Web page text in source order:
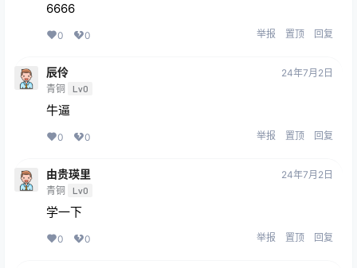
6666
0 0 举报 置顶 回复
辰伶
青铜 Lv0
24年7月2日
牛逼
0 0 举报 置顶 回复
由贵瑛里
青铜 Lv0
24年7月2日
学一下
0 0 举报 置顶 回复